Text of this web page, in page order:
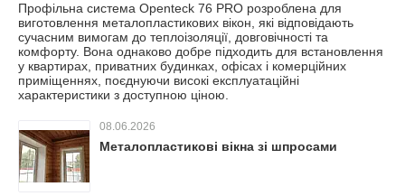
Профільна система Openteck 76 PRO розроблена для
виготовлення металопластикових вікон, які відповідають
сучасним вимогам до теплоізоляції, довговічності та
комфорту. Вона однаково добре підходить для встановлення
у квартирах, приватних будинках, офісах і комерційних
приміщеннях, поєднуючи високі експлуатаційні
характеристики з доступною ціною.
08.06.2026
Металопластикові вікна зі шпросами